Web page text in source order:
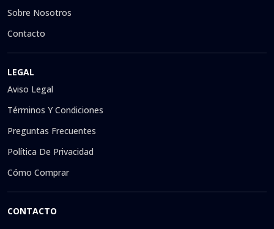
Sobre Nosotros
Contacto
LEGAL
Aviso Legal
Términos Y Condiciones
Preguntas Frecuentes
Política De Privacidad
Cómo Comprar
CONTACTO